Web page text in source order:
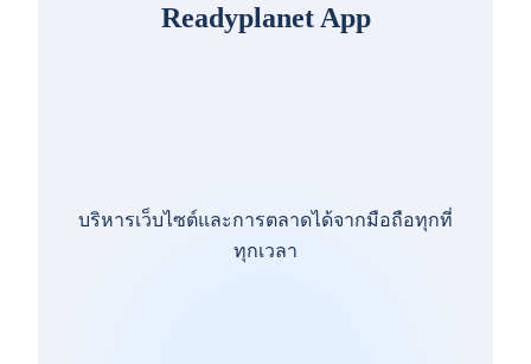
Readyplanet App
บริหารเว็บไซต์และการตลาดได้จากมือถือทุกที่
ทุกเวลา